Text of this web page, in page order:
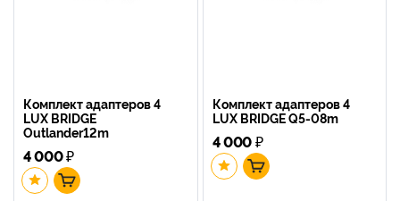
Комплект адаптеров 4
LUX BRIDGE
Outlander12m
4 000₽
Комплект адаптеров 4
LUX BRIDGE Q5-08m
4 000₽